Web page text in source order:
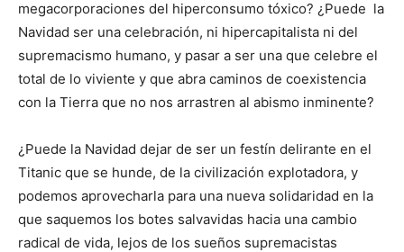
megacorporaciones del hiperconsumo tóxico? ¿Puede la
Navidad ser una celebración, ni hipercapitalista ni del
supremacismo humano, y pasar a ser una que celebre el
total de lo viviente y que abra caminos de coexistencia
con la Tierra que no nos arrastren al abismo inminente?
¿Puede la Navidad dejar de ser un festín delirante en el
Titanic que se hunde, de la civilización explotadora, y
podemos aprovecharla para una nueva solidaridad en la
que saquemos los botes salvavidas hacia una cambio
radical de vida, lejos de los sueños supremacistas